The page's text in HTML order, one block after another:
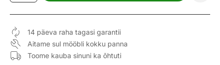
14 päeva raha tagasi garantii
Aitame sul mööbli kokku panna
Toome kauba sinuni ka õhtuti